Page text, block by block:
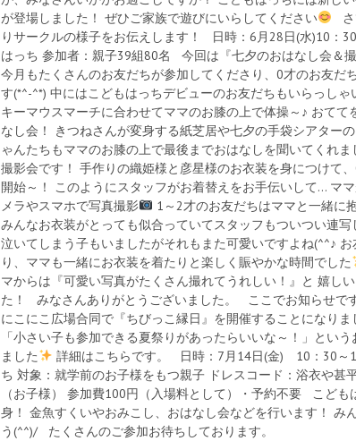
が登場しました！ ぜひご家族で遊びにいらしてください
さ
りサークルの様子をお伝えします！ 日時：6月28日(水)10：
はっち 参加者：親子39組80名 今回は『七夕のおはなし会＆撮
今月もたくさんのお友だちが参加してくださり、0才のお友だ
す(*^-^*) 中にはこどもはっちデビューのお友だちもいらっし
キーマウスマーチに合わせてママのお膝の上で体操～♪ おてて
なし会！ きつねさんが変身する紙芝居や七夕の手袋シアター
ゃんたちもママのお膝の上で最後までおはなしを聞いてくれま
撮影会です！ 手作りの織姫様と彦星様のお衣装を身につけて
開始～！ このようにスタッフがお着替えをお手伝いして… マ
メラやスマホで写真撮影
1～2才のお友だちはママと一緒に
みんなお衣装がとっても似合っていてスタッフもついつい連写
泣いてしまう子もいましたがそれもまた可愛いですよね(^^♪
り、ママも一緒にお衣装を着たりと楽しく賑やかな時間でした
マからは『可愛い写真がたくさん撮れてうれしい！』と 嬉し
た！ みなさんありがとうございました。 ここでお知らせで
にこにこ広場合同で『ちびっこ縁日』を開催することになり
「小さい子も参加できる夏祭りがあったらいいな～！」とい
ました
詳細はこちらです。 日時：7月14日(金) 10：30～
ち 対象：就学前のお子様をもつ親子 ドレスコード：浴衣や甚
（お子様） 参加費100円（入場料として）・予約不要 こども
身！ 金魚すくいやおみこし、おはなし会などを行います！ み
う(^^)/ たくさんのご参加お待ちしております。